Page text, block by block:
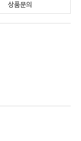
상품문의